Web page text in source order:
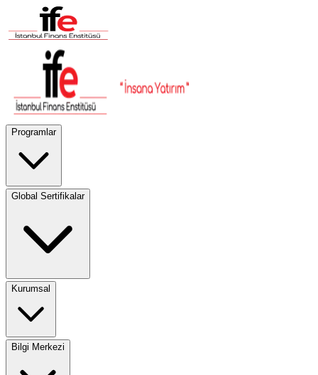
Programlar
Global Sertifikalar
Kurumsal
Bilgi Merkezi